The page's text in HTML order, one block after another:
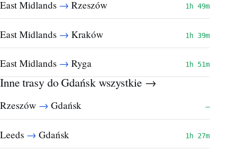
East Midlands → Rzeszów 1h 49m
East Midlands → Kraków 1h 39m
East Midlands → Ryga 1h 51m
Inne trasy do Gdańskwszystkie →
Rzeszów → Gdańsk —
Leeds → Gdańsk 1h 27m